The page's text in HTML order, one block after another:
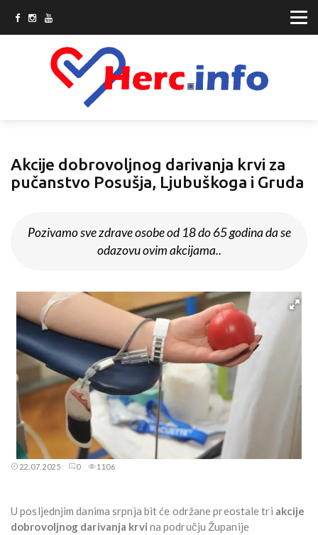
Akcije dobrovoljnog darivanja krvi za
pučanstvo Posušja, Ljubuškoga i Gruda
Pozivamo sve zdrave osobe od 18 do 65 godina da se
odazovu ovim akcijama..
22.07.2025 0 1106
U posljednjim danima srpnja bit će održane preostale tri akcije
dobrovoljnog darivanja krvi na području Županije